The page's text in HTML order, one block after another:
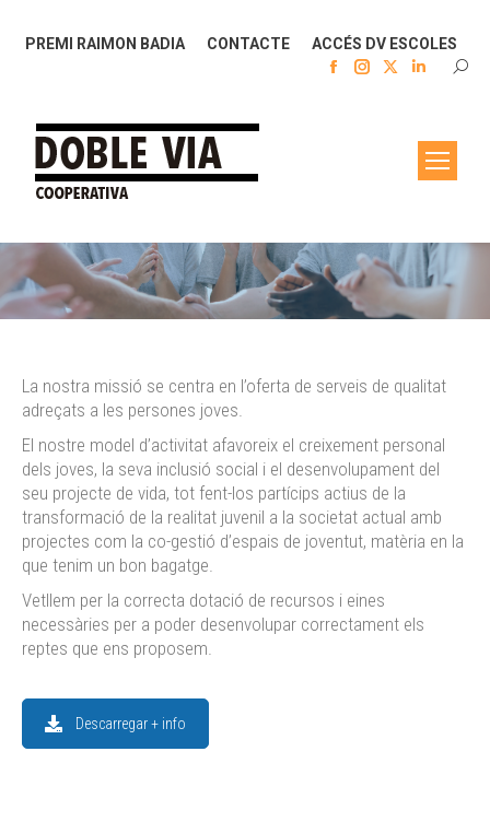
PREMI RAIMON BADIA CONTACTE ACCÉS DV ESCOLES
Facebook
Instagram
window
new
window
Linkedin
in
new
window
You are here:
La nostra missió se centra en l’oferta de serveis de qualitat
adreçats a les persones joves.
El nostre model d’activitat afavoreix el creixement personal
dels joves, la seva inclusió social i el desenvolupament del
seu projecte de vida, tot fent-los partícips actius de la
transformació de la realitat juvenil a la societat actual amb
projectes com la co-gestió d’espais de joventut, matèria en la
que tenim un bon bagatge.
Vetllem per la correcta dotació de recursos i eines
necessàries per a poder desenvolupar correctament els
reptes que ens proposem.
Descarregar + info